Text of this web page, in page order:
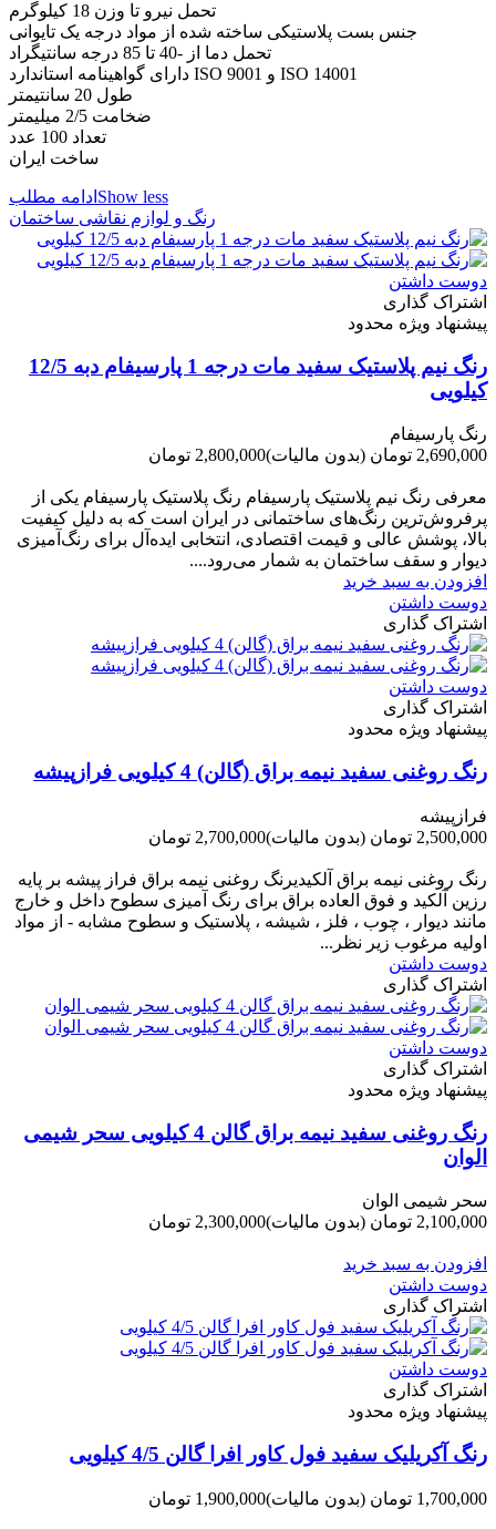
تحمل نیرو تا وزن 18 کیلوگرم
جنس بست پلاستیکی ساخته شده از مواد درجه یک تایوانی
تحمل دما از -40 تا 85 درجه سانتیگراد
دارای گواهینامه استاندارد ISO 9001 و ISO 14001
طول 20 سانتیمتر
ضخامت 2/5 میلیمتر
تعداد 100 عدد
ساخت ایران
ادامه مطلب Show less
رنگ و لوازم نقاشی ساختمان
دوست داشتن
اشتراک گذاری
پیشنهاد ویژه محدود
رنگ نیم پلاستیک سفید مات درجه 1 پارسیفام دبه 12/5
کیلویی
رنگ پارسیفام
2,690,000 تومان
(بدون مالیات)2,800,000 تومان
معرفی رنگ نیم پلاستیک پارسیفام رنگ پلاستیک پارسیفام یکی از
پرفروش‌ترین رنگ‌های ساختمانی در ایران است که به دلیل کیفیت
بالا، پوشش عالی و قیمت اقتصادی، انتخابی ایده‌آل برای رنگ‌آمیزی
دیوار و سقف ساختمان به شمار می‌رود....
افزودن به سبد خرید
دوست داشتن
اشتراک گذاری
دوست داشتن
اشتراک گذاری
پیشنهاد ویژه محدود
رنگ روغنی سفید نیمه براق (گالن) 4 کیلویی فرازپیشه
فرازپیشه
2,500,000 تومان
(بدون مالیات)2,700,000 تومان
رنگ روغنی نیمه براق آلکیدیرنگ روغنی نیمه براق فراز پیشه بر پایه
رزین آلکید و فوق العاده براق برای رنگ آمیزی سطوح داخل و خارج
مانند دیوار ، چوب ، فلز ، شیشه ، پلاستیک و سطوح مشابه - از مواد
اولیه مرغوب زیر نظر...
دوست داشتن
اشتراک گذاری
دوست داشتن
اشتراک گذاری
پیشنهاد ویژه محدود
رنگ روغنی سفید نیمه براق گالن 4 کیلویی سحر شیمی
الوان
سحر شیمی الوان
2,100,000 تومان
(بدون مالیات)2,300,000 تومان
افزودن به سبد خرید
دوست داشتن
اشتراک گذاری
دوست داشتن
اشتراک گذاری
پیشنهاد ویژه محدود
رنگ آکریلیک سفید فول کاور افرا گالن 4/5 کیلویی
1,700,000 تومان (بدون مالیات)1,900,000 تومان